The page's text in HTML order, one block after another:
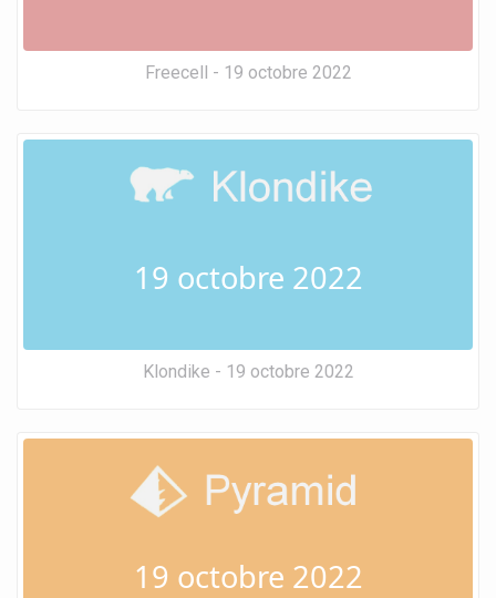
Freecell - 19 octobre 2022
19 octobre 2022
Klondike - 19 octobre 2022
19 octobre 2022